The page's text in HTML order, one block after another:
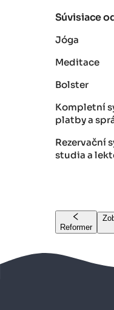
Súvisiace
Jóga
Meditace
Bolster
Kompletní
platby a
Rezervační
studia a
Reformer